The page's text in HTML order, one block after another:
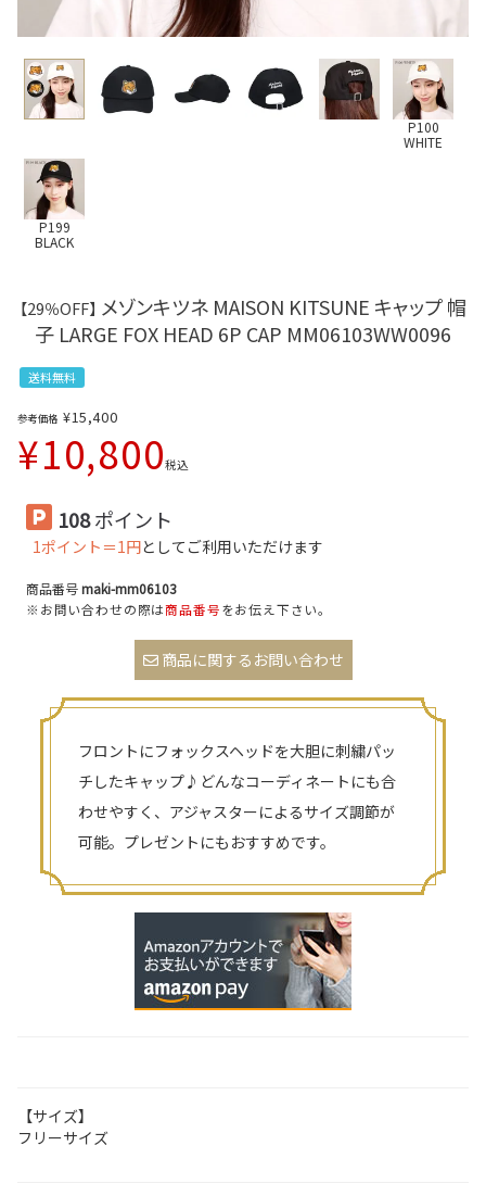
P100
WHITE
P199
BLACK
【29％OFF】 メゾンキツネ MAISON KITSUNE キャップ 帽
子 LARGE FOX HEAD 6P CAP MM06103WW0096
送料無料
参考価格 ¥15,400
¥10,800税込
108ポイント
1ポイント＝1円としてご利用いただけます
商品番号maki-mm06103
※お問い合わせの際は商品番号をお伝え下さい。
商品に関するお問い合わせ
フロントにフォックスヘッドを大胆に刺繍パッ
チしたキャップ♪どんなコーディネートにも合
わせやすく、アジャスターによるサイズ調節が
可能。プレゼントにもおすすめです。
【サイズ】
フリーサイズ